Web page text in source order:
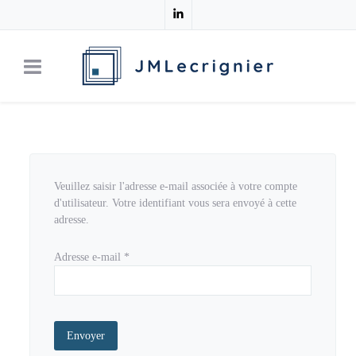
Veuillez saisir l'adresse e-mail associée à votre compte
d'utilisateur. Votre identifiant vous sera envoyé à cette
adresse.
Adresse e-mail *
Envoyer